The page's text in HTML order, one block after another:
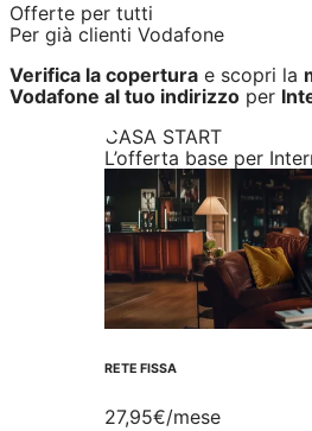
Offerte per tutti
Per già clienti Vodafone
Verifica la copertura e scopri la
Vodafone al tuo indirizzo per
CASA START
L’offerta base per
RETE FISSA
27,95€/mese